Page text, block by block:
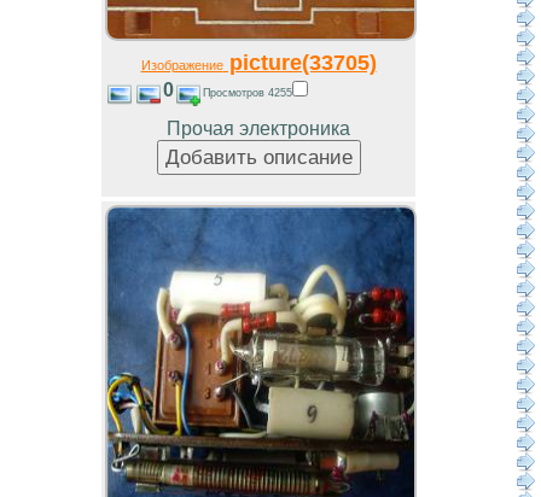
Изображениеpicture(33705)
0 Просмотров 4255
Прочая электроника